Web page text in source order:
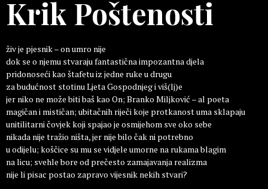
Krik Poštenosti
živ je pjesnik – on umro nije
dok se o njemu stvaraju fantastična impozantna djela
pridonoseći kao štafetu iz jedne ruke u drugu
za budućnost stotinu Ljeta Gospodnjeg i viš(lj)e
jer niko ne može biti baš kao On; Branko Miljković – al poeta
magičan i mističan; ubitačnih riječi koje protkanost uma sklapaju
unitilitarni čovjek koji spajao je osmijehom sve oko sebe
nikada nije tražio ništa, jer nije bilo čak ni potrebno
u odijelu; koščice su mu se vidjele umorne na rukama blagim
na licu; svehle bore od prečesto zamajavanja realizma
nije li pisac postao zapravo vijesnik nekih stvari?